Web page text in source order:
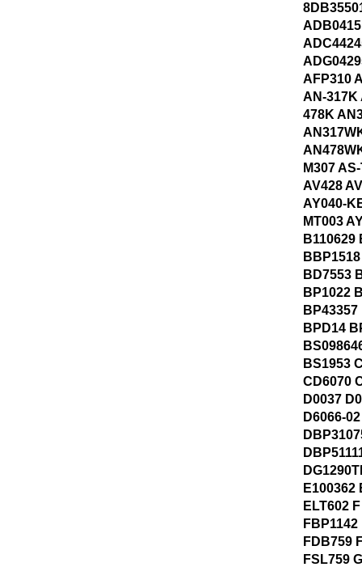
AFP310
AN-317K
478K
M307
AV428
AY040-
MT003
B110629
BD7553
BP1022
BPD14
BS1953
CD6070
D0037
D6066-
E100362
ELT602
FDB759
FSL759